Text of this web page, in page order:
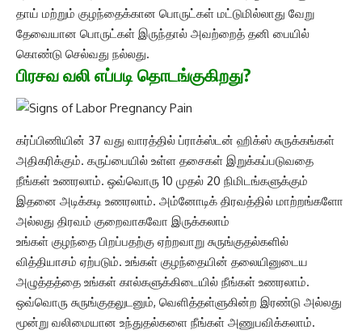
தாய் மற்றும் குழந்தைக்கான பொருட்கள் மட்டுமில்லாது வேறு
தேவையான பொருட்கள் இருந்தால் அவற்றைத் தனி பையில்
கொண்டு செல்வது நல்லது.
பிரசவ வலி எப்படி தொடங்குகிறது?
கர்ப்பிணியின் 37 வது வாரத்தில் ப்ராக்ஸ்டன் ஹிக்ஸ் சுருக்கங்கள்
அதிகரிக்கும். கருப்பையில் உள்ள தசைகள் இறுக்கப்படுவதை
நீங்கள் உணரலாம். ஒவ்வொரு 10 முதல் 20 நிமிடங்களுக்கும்
இதனை அடிக்கடி உணரலாம். அம்னோடிக் திரவத்தில் மாற்றங்களோ
அல்லது திரவம் குறைவாகவோ இருக்கலாம்
உங்கள் குழந்தை பிறப்பதற்கு ஏற்றவாறு சுருங்குதல்களில்
வித்தியாசம் ஏற்படும். உங்கள் குழந்தையின் தலையினுடைய
அழுத்தத்தை உங்கள் கால்களுக்கிடையில் நீங்கள் உணரலாம்.
ஒவ்வொரு சுருங்குதலுடனும், வெளித்தள்ளுகின்ற இரண்டு அல்லது
மூன்று வலிமையான உந்துதல்களை நீங்கள் அணுபவிக்கலாம்.